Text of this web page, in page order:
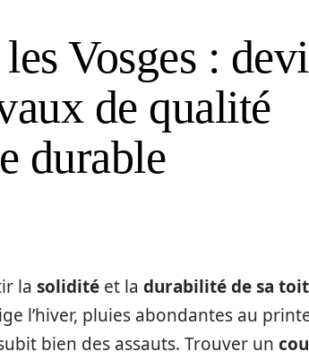
Vosges :
de qualité
durable
la solidité et la durabilité de sa
l’hiver, pluies abondantes au
bien des assauts. Trouver un